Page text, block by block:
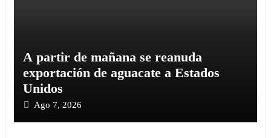
A partir de mañana se reanuda
exportación de aguacate a Estados
Unidos
Ago 7, 2026